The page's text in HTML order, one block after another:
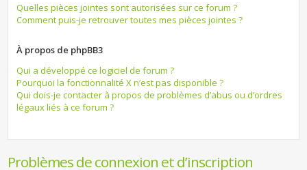
Quelles pièces jointes sont autorisées sur ce forum ?
Comment puis-je retrouver toutes mes pièces jointes ?
À propos de phpBB3
Qui a développé ce logiciel de forum ?
Pourquoi la fonctionnalité X n’est pas disponible ?
Qui dois-je contacter à propos de problèmes d’abus ou d’ordres
légaux liés à ce forum ?
Problèmes de connexion et d’inscription